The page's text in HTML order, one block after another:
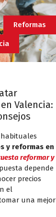
Reformas
Valencia:
y reformas en
reformar y
depende
precios
el
una mejor